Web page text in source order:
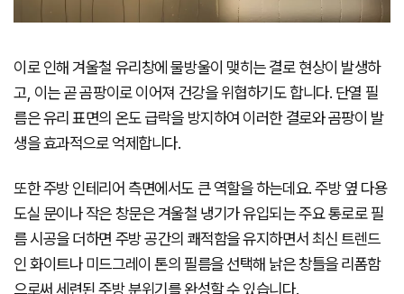
이로 인해 겨울철 유리창에 물방울이 맺히는 결로 현상이 발생하
고, 이는 곧 곰팡이로 이어져 건강을 위협하기도 합니다. 단열 필
름은 유리 표면의 온도 급락을 방지하여 이러한 결로와 곰팡이 발
생을 효과적으로 억제합니다.
또한 주방 인테리어 측면에서도 큰 역할을 하는데요. 주방 옆 다용
도실 문이나 작은 창문은 겨울철 냉기가 유입되는 주요 통로로 필
름 시공을 더하면 주방 공간의 쾌적함을 유지하면서 최신 트렌드
인 화이트나 미드그레이 톤의 필름을 선택해 낡은 창틀을 리폼함
으로써 세련된 주방 분위기를 완성할 수 있습니다.